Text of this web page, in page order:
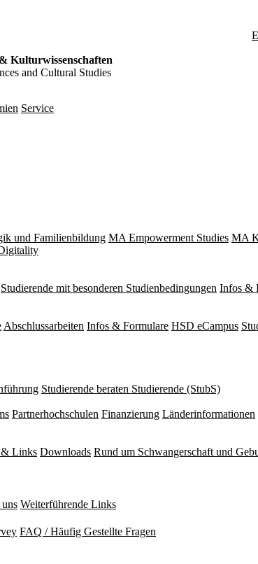
Kulturwissenschaften
and Cultural Studies
Service
und Familienbildung MA Empowerment Studies MA
Studierende mit besonderen Studienbedingungen Infos &
Abschlussarbeiten Infos & Formulare HSD eCampus
Studierende beraten Studierende (StubS)
Partnerhochschulen Finanzierung Länderinformationen
Links Downloads Rund um Schwangerschaft und
Weiterführende Links
FAQ / Häufig Gestellte Fragen